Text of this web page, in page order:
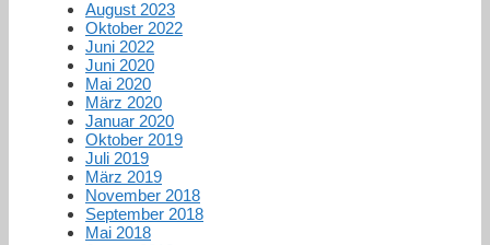
August 2023
Oktober 2022
Juni 2022
Juni 2020
Mai 2020
März 2020
Januar 2020
Oktober 2019
Juli 2019
März 2019
November 2018
September 2018
Mai 2018